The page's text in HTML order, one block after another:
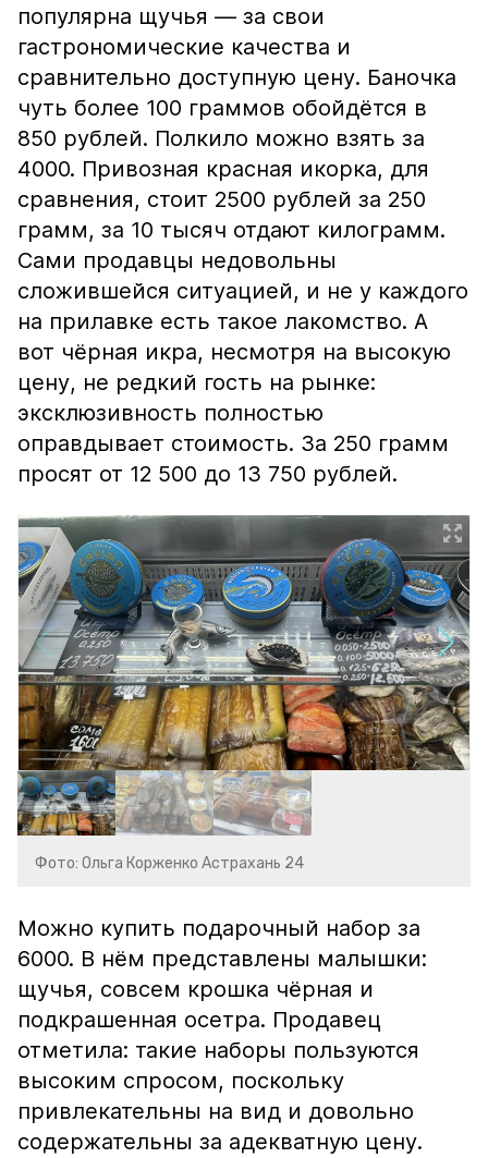
популярна щучья — за свои
гастрономические качества и
сравнительно доступную цену. Баночка
чуть более 100 граммов обойдётся в
850 рублей. Полкило можно взять за
4000. Привозная красная икорка, для
сравнения, стоит 2500 рублей за 250
грамм, за 10 тысяч отдают килограмм.
Сами продавцы недовольны
сложившейся ситуацией, и не у каждого
на прилавке есть такое лакомство. А
вот чёрная икра, несмотря на высокую
цену, не редкий гость на рынке:
эксклюзивность полностью
оправдывает стоимость. За 250 грамм
просят от 12 500 до 13 750 рублей.
Фото: Ольга Корженко Астрахань 24
Можно купить подарочный набор за
6000. В нём представлены малышки:
щучья, совсем крошка чёрная и
подкрашенная осетра. Продавец
отметила: такие наборы пользуются
высоким спросом, поскольку
привлекательны на вид и довольно
содержательны за адекватную цену.